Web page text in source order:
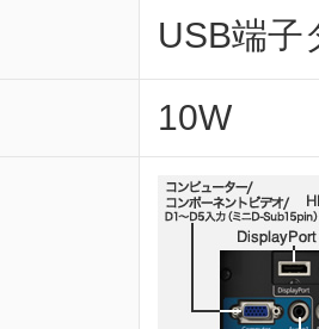
USB端子
10W